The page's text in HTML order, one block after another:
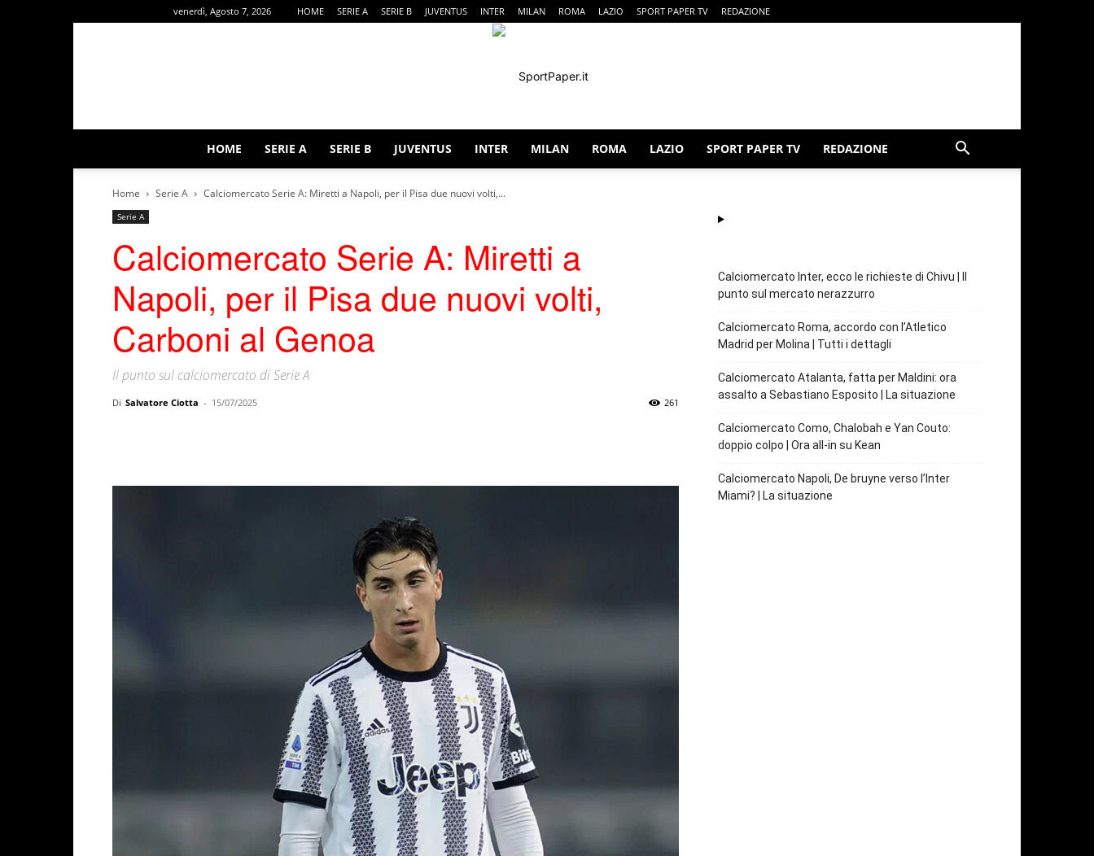
venerdì, Agosto 7, 2026 HOME SERIE A SERIE B JUVENTUS INTER MILAN ROMA LAZIO SPORT PAPER TV REDAZIONE
HOME SERIE A SERIE B JUVENTUS INTER MILAN ROMA LAZIO SPORT PAPER TV REDAZIONE
Home Serie A Calciomercato Serie A: Miretti a Napoli, per il Pisa due nuovi volti,...
Serie A
Calciomercato Serie A: Miretti a
Napoli, per il Pisa due nuovi volti,
Carboni al Genoa
Il punto sul calciomercato di Serie A
Di Salvatore Ciotta - 15/07/2025 261
Calciomercato Inter, ecco le richieste di Chivu | Il
punto sul mercato nerazzurro
Calciomercato Roma, accordo con l’Atletico
Madrid per Molina | Tutti i dettagli
Calciomercato Atalanta, fatta per Maldini: ora
assalto a Sebastiano Esposito | La situazione
Calciomercato Como, Chalobah e Yan Couto:
doppio colpo | Ora all-in su Kean
Calciomercato Napoli, De bruyne verso l’Inter
Miami? | La situazione